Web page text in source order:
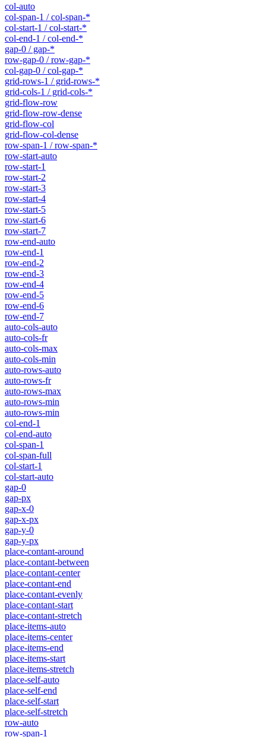
col-auto
col-span-1 / col-span-*
col-start-1 / col-start-*
col-end-1 / col-end-*
gap-0 / gap-*
row-gap-0 / row-gap-*
col-gap-0 / col-gap-*
grid-rows-1 / grid-rows-*
grid-cols-1 / grid-cols-*
grid-flow-row
grid-flow-row-dense
grid-flow-col
grid-flow-col-dense
row-span-1 / row-span-*
row-start-auto
row-start-1
row-start-2
row-start-3
row-start-4
row-start-5
row-start-6
row-start-7
row-end-auto
row-end-1
row-end-2
row-end-3
row-end-4
row-end-5
row-end-6
row-end-7
auto-cols-auto
auto-cols-fr
auto-cols-max
auto-cols-min
auto-rows-auto
auto-rows-fr
auto-rows-max
auto-rows-min
auto-rows-min
col-end-1
col-end-auto
col-span-1
col-span-full
col-start-1
col-start-auto
gap-0
gap-px
gap-x-0
gap-x-px
gap-y-0
gap-y-px
place-contant-around
place-contant-between
place-contant-center
place-contant-end
place-contant-evenly
place-contant-start
place-contant-stretch
place-items-auto
place-items-center
place-items-end
place-items-start
place-items-stretch
place-self-auto
place-self-end
place-self-start
place-self-stretch
row-auto
row-span-1